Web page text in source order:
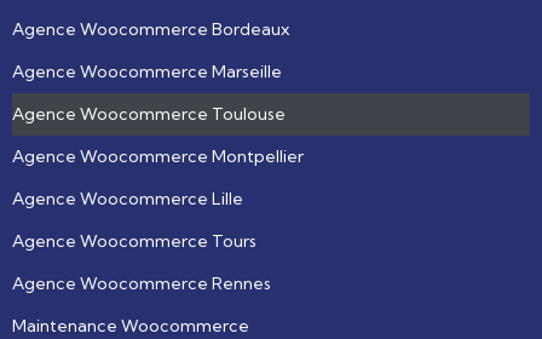
Agence Woocommerce Bordeaux
Agence Woocommerce Marseille
Agence Woocommerce Toulouse
Agence Woocommerce Montpellier
Agence Woocommerce Lille
Agence Woocommerce Tours
Agence Woocommerce Rennes
Maintenance Woocommerce